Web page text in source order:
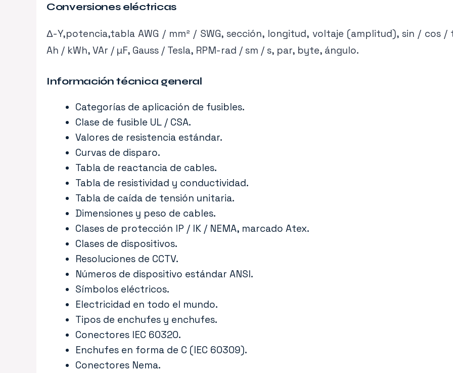
Conversiones eléctricas
Δ-Y,potencia,tabla AWG / mm² / SWG, sección, longitud, voltaje (amplitud), sin / cos
Ah / kWh, VAr / µF, Gauss / Tesla, RPM-rad / sm / s, par, byte, ángulo.
Información técnica general
Categorías de aplicación de fusibles.
Clase de fusible UL / CSA.
Valores de resistencia estándar.
Curvas de disparo.
Tabla de reactancia de cables.
Tabla de resistividad y conductividad.
Tabla de caída de tensión unitaria.
Dimensiones y peso de cables.
Clases de protección IP / IK / NEMA, marcado Atex.
Clases de dispositivos.
Resoluciones de CCTV.
Números de dispositivo estándar ANSI.
Símbolos eléctricos.
Electricidad en todo el mundo.
Tipos de enchufes y enchufes.
Conectores IEC 60320.
Enchufes en forma de C (IEC 60309).
Conectores Nema.